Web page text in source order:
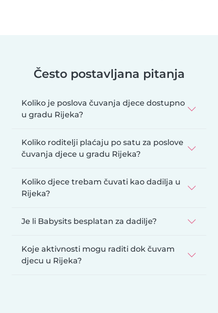
Često postavljana pitanja
Koliko je poslova čuvanja djece dostupno
u gradu Rijeka?
Koliko roditelji plaćaju po satu za poslove
čuvanja djece u gradu Rijeka?
Koliko djece trebam čuvati kao dadilja u
Rijeka?
Je li Babysits besplatan za dadilje?
Koje aktivnosti mogu raditi dok čuvam
djecu u Rijeka?